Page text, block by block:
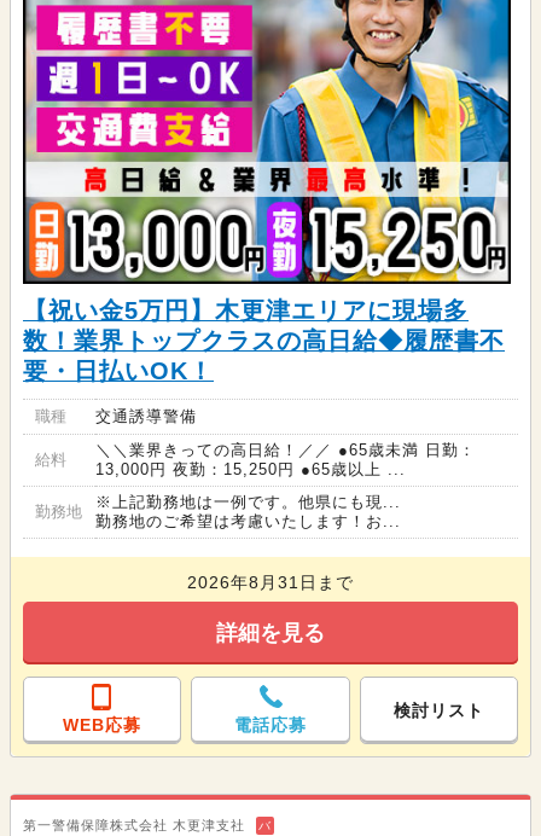
【祝い金5万円】木更津エリアに現場多
数！業界トップクラスの高日給◆履歴書不
要・日払いOK！
職種 交通誘導警備
給料
＼＼業界きっての高日給！／／ ●65歳未満 日勤：
13,000円 夜勤：15,250円 ●65歳以上 ...
勤務地
※上記勤務地は一例です。他県にも現...
勤務地のご希望は考慮いたします！お...
2026年8月31日まで
詳細を見る
WEB応募 電話応募
検討リスト
第一警備保障株式会社 木更津支社 バ